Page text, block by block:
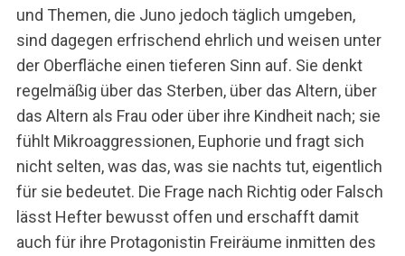
und Themen, die Juno jedoch täglich umgeben,
sind dagegen erfrischend ehrlich und weisen unter
der Oberfläche einen tieferen Sinn auf. Sie denkt
regelmäßig über das Sterben, über das Altern, über
das Altern als Frau oder über ihre Kindheit nach; sie
fühlt Mikroaggressionen, Euphorie und fragt sich
nicht selten, was das, was sie nachts tut, eigentlich
für sie bedeutet. Die Frage nach Richtig oder Falsch
lässt Hefter bewusst offen und erschafft damit
auch für ihre Protagonistin Freiräume inmitten des